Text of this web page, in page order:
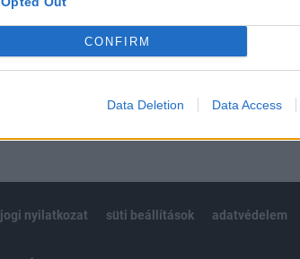
CONFIRM
Data Deletion Data Access
Előfizetés
BEJELENTKEZÉS
jogi nyilatkozat süti beállítások adatvédelem